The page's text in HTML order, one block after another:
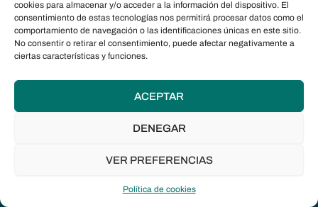
cookies para almacenar y/o acceder a la información del dispositivo. El
consentimiento de estas tecnologías nos permitirá procesar datos como el
comportamiento de navegación o las identificaciones únicas en este sitio.
No consentir o retirar el consentimiento, puede afectar negativamente a
ciertas características y funciones.
ACEPTAR
DENEGAR
VER PREFERENCIAS
Política de cookies
© DOCanarias 2026
Política de privacidad
Política de cookies